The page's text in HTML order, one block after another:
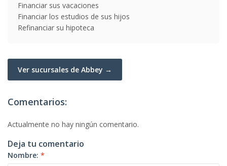
Financiar sus vacaciones
Financiar los estudios de sus hijos
Refinanciar su hipoteca
Ver sucursales de Abbey →
Comentarios:
Actualmente no hay ningún comentario.
Deja tu comentario
Nombre: *